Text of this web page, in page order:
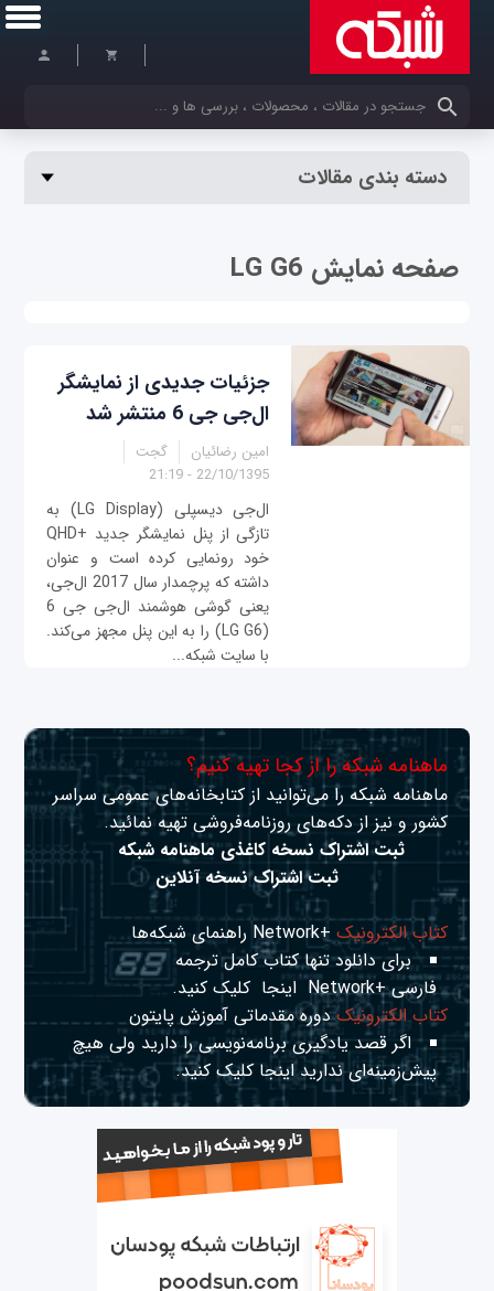
کلمات کلیدی خود را وارد کنید
دسته بندی مقالات
صفحه نمایش LG G6
جزئیات جدیدی از نمایشگر
ال‌جی جی 6 منتشر شد
امین رضائیان
گجت
22/10/1395 - 21:19
ال‌جی دیسپلی (LG Display) به
تازگی از پنل نمایشگر جدید +QHD
خود رونمایی کرده است و عنوان
داشته که پرچمدار سال 2017 ال‌جی،
یعنی گوشی هوشمند ال‌جی جی 6
(LG G6) را به این پنل مجهز می‌کند.
با سایت شبکه...
ماهنامه شبکه را از کجا تهیه کنیم؟
ماهنامه شبکه را می‌توانید از کتابخانه‌های عمومی سراسر
کشور و نیز از دکه‌های روزنامه‌فروشی تهیه نمائید.
ثبت اشتراک نسخه کاغذی ماهنامه شبکه
ثبت اشتراک نسخه آنلاین
کتاب الکترونیک+Network راهنمای شبکه‌ها
برای دانلود تنها کتاب کامل ترجمه
فارسی +Network
اینجا کلیک کنید.
کتاب الکترونیکدوره مقدماتی آموزش پایتون
اگر قصد یادگیری برنامه‌نویسی را دارید ولی هیچ
پیش‌زمینه‌ای نداریداینجا کلیک کنید.